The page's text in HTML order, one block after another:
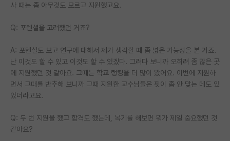
사 때는 좀 아무것도 모르고 지원했고요.
Q: 포텐셜을 고려했던 거죠?
A: 포텐셜도 보고 연구에 대해서 제가 생각할 때 좀 넓은 가능성을 본 거죠.
난 이것도 할 수 있고 이것도 할 수 있겠다. 그러다 보니까 오히려 좀 많은 곳
에 지원했던 것 같아요. 그때는 학교 랭킹을 더 많이 봤어요. 이번에 지원하
면서 그때를 반추해 보니까 그때 지원한 교수님들은 핏이 좀 안 맞는 데도 있
었더라고요.
Q: 두 번 지원을 했고 합격도 했는데, 복기를 해보면 뭐가 제일 중요했던 것
같아요?